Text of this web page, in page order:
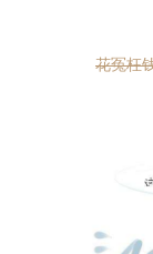
花冤枉